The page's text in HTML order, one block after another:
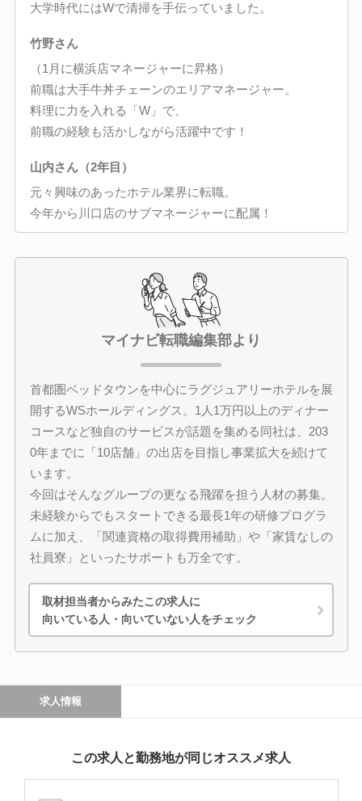
大学時代にはWで清掃を手伝っていました。
竹野さん
（1月に横浜店マネージャーに昇格）
前職は大手牛丼チェーンのエリアマネージャー。
料理に力を入れる「W」で、
前職の経験も活かしながら活躍中です！
山内さん（2年目）
元々興味のあったホテル業界に転職。
今年から川口店のサブマネージャーに配属！
マイナビ転職編集部より
首都圏ベッドタウンを中心にラグジュアリーホテルを展
開するWSホールディングス。1人1万円以上のディナー
コースなど独自のサービスが話題を集める同社は、203
0年までに「10店舗」の出店を目指し事業拡大を続けて
います。
今回はそんなグループの更なる飛躍を担う人材の募集。
未経験からでもスタートできる最長1年の研修プログラ
ムに加え、「関連資格の取得費用補助」や「家賃なしの
社員寮」といったサポートも万全です。
取材担当者からみたこの求人に
向いている人・向いていない人をチェック
求人情報
この求人と勤務地が同じオススメ求人